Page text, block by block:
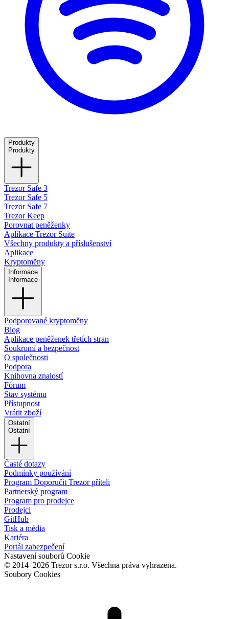
Produkty
Produkty
Trezor Safe 3
Trezor Safe 5
Trezor Safe 7
Trezor Keep
Porovnat peněženky
Aplikace Trezor Suite
Všechny produkty a příslušenství
Aplikace
Kryptoměny
Informace
Informace
Podporované kryptoměny
Blog
Aplikace peněženek třetích stran
Soukromí a bezpečnost
O společnosti
Podpora
Knihovna znalostí
Fórum
Stav systému
Přístupnost
Vrátit zboží
Ostatní
Ostatní
Časté dotazy
Podmínky používání
Program Doporučit Trezor příteli
Partnerský program
Program pro prodejce
Prodejci
GitHub
Tisk a média
Kariéra
Portál zabezpečení
Nastavení souborů Cookie
© 2014–2026 Trezor s.r.o. Všechna práva vyhrazena.
Soubory Cookies